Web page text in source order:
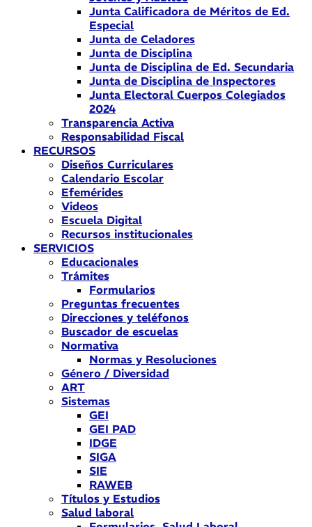
Junta Calificadora de Méritos de Ed.
Especial
Junta de Celadores
Junta de Disciplina
Junta de Disciplina de Ed. Secundaria
Junta de Disciplina de Inspectores
Junta Electoral Cuerpos Colegiados
2024
Transparencia Activa
Responsabilidad Fiscal
RECURSOS
Diseños Curriculares
Calendario Escolar
Efemérides
Videos
Escuela Digital
Recursos institucionales
SERVICIOS
Educacionales
Trámites
Formularios
Preguntas frecuentes
Direcciones y teléfonos
Buscador de escuelas
Normativa
Normas y Resoluciones
Género / Diversidad
ART
Sistemas
GEI
GEI PAD
IDGE
SIGA
SIE
RAWEB
Títulos y Estudios
Salud laboral